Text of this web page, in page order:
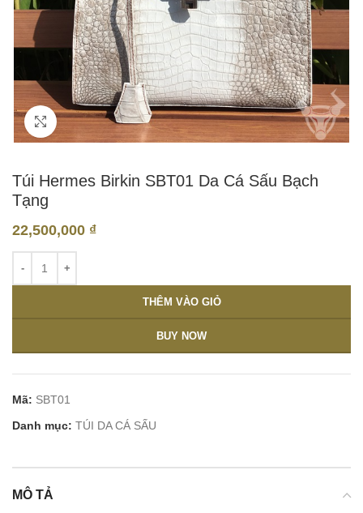
Click to enlarge
Túi Hermes Birkin SBT01 Da Cá Sấu Bạch
Tạng
22,500,000 ₫
THÊM VÀO GIỎ
BUY NOW
Mã: SBT01
Danh mục: TÚI DA CÁ SẤU
MÔ TẢ